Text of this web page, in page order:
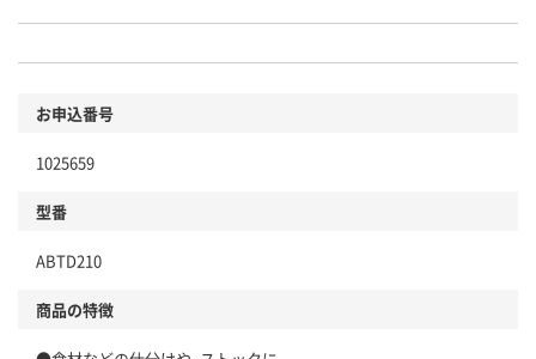
お申込番号
1025659
型番
ABTD210
商品の特徴